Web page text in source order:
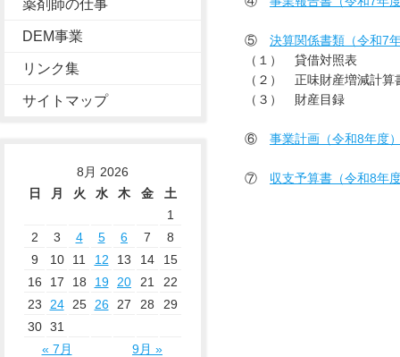
薬剤師の仕事
DEM事業
リンク集
サイトマップ
8月 2026
日
月 火 水 木 金
土
1
2
3 4 5 6 7
8
9
10 11 12 13 14
15
16
17 18 19 20 21
22
23
24 25 26 27 28
29
30 31
« 7月
9月 »
⑤ 決算関係書類（令和7
（１） 貸借対照表
（２） 正味財産増減計算
（３） 財産目録
⑥ 事業計画（令和8年度
⑦ 収支予算書（令和8年